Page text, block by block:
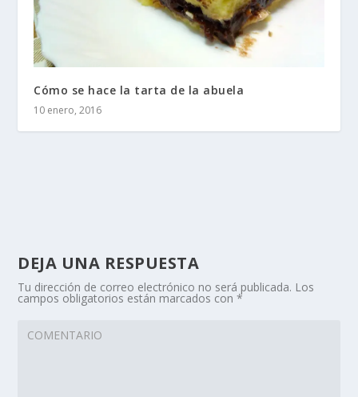
Cómo se hace la tarta de la abuela
10 enero, 2016
DEJA UNA RESPUESTA
Tu dirección de correo electrónico no será publicada. Los
campos obligatorios están marcados con*